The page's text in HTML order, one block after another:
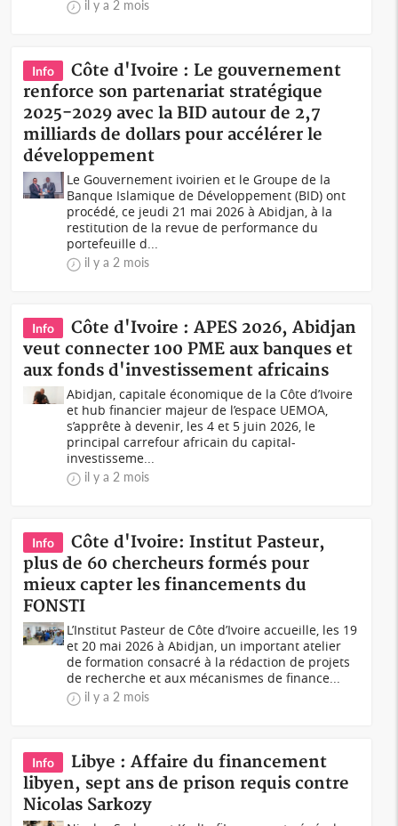
il y a 2 mois
Info
Côte d'Ivoire : Le gouvernement
renforce son partenariat stratégique
2025-2029 avec la BID autour de 2,7
milliards de dollars pour accélérer le
développement
Le Gouvernement ivoirien et le Groupe de la
Banque Islamique de Développement (BID) ont
procédé, ce jeudi 21 mai 2026 à Abidjan, à la
restitution de la revue de performance du
portefeuille d...
il y a 2 mois
Info
Côte d'Ivoire : APES 2026, Abidjan
veut connecter 100 PME aux banques et
aux fonds d'investissement africains
Abidjan, capitale économique de la Côte d’Ivoire
et hub financier majeur de l’espace UEMOA,
s’apprête à devenir, les 4 et 5 juin 2026, le
principal carrefour africain du capital-
investisseme...
il y a 2 mois
Info
Côte d'Ivoire: Institut Pasteur,
plus de 60 chercheurs formés pour
mieux capter les financements du
FONSTI
L’Institut Pasteur de Côte d’Ivoire accueille, les 19
et 20 mai 2026 à Abidjan, un important atelier
de formation consacré à la rédaction de projets
de recherche et aux mécanismes de finance...
il y a 2 mois
Info
Libye : Affaire du financement
libyen, sept ans de prison requis contre
Nicolas Sarkozy